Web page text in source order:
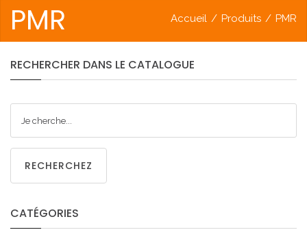
PMR Accueil / Produits / PMR
RECHERCHER DANS LE CATALOGUE
RECHERCHEZ
CATÉGORIES